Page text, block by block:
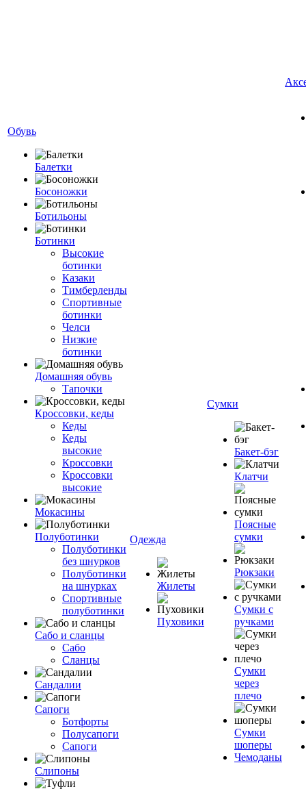
Обувь
Балетки
Босоножки
Ботильоны
Ботинки
Высокие
ботинки
Казаки
Тимберленды
Спортивные
ботинки
Челси
Низкие
ботинки
Домашняя обувь
Тапочки
Кроссовки, кеды
Кеды
Кеды
высокие
Кроссовки
Кроссовки
высокие
Мокасины
Полуботинки
Полуботинки
без шнурков
Полуботинки
на шнурках
Спортивные
полуботинки
Сабо и сланцы
Сабо
Сланцы
Сандалии
Сапоги
Ботфорты
Полусапоги
Сапоги
Слипоны
Одежда
Жилеты
Пуховики
Сумки
Бакет-бэг
Клатчи
Поясные
сумки
Рюкзаки
Сумки с
ручками
Сумки
через
плечо
Сумки
шоперы
Чемоданы